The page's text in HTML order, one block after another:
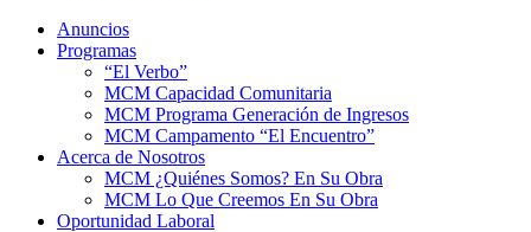
Anuncios
Programas
“El Verbo”
MCM Capacidad Comunitaria
MCM Programa Generación de Ingresos
MCM Campamento “El Encuentro”
Acerca de Nosotros
MCM ¿Quiénes Somos? En Su Obra
MCM Lo Que Creemos En Su Obra
Oportunidad Laboral